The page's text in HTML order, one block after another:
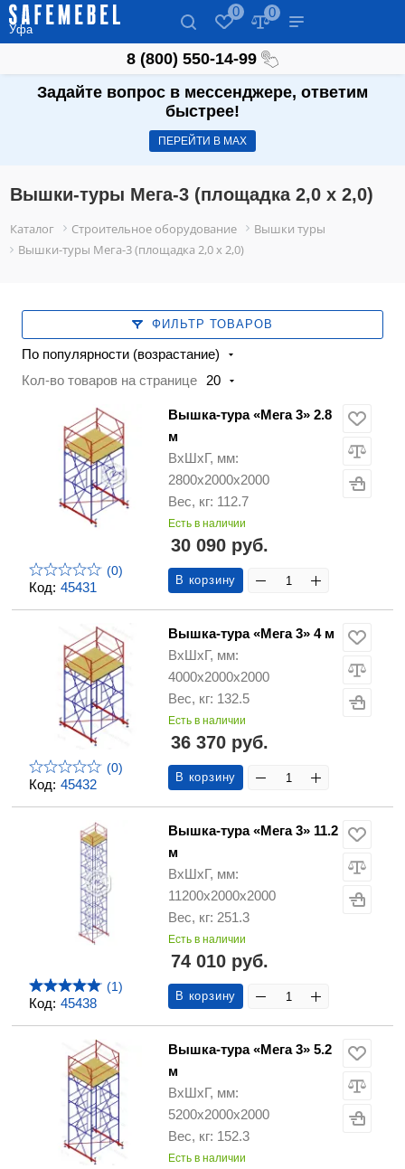
Уфа
0 0
8 (800) 550-14-99
Задайте вопрос в мессенджере, ответим
быстрее!
ПЕРЕЙТИ В МАХ
Вышки-туры Мега-3 (площадка 2,0 х 2,0)
Каталог Строительное оборудование
Вышки туры
Вышки-туры Мега-3 (площадка 2,0 х 2,0)
ФИЛЬТР ТОВАРОВ
По популярности (возрастание)
Кол-во товаров на странице
20
Код: 45431
(0)
Вышка-тура «Мега 3» 2.8
м
ВхШхГ, мм:
2800х2000х2000
Вес, кг: 112.7
Есть в наличии
30 090 руб.
В корзину
Код: 45432
(0)
Вышка-тура «Мега 3» 4 м
ВхШхГ, мм:
4000х2000х2000
Вес, кг: 132.5
Есть в наличии
36 370 руб.
В корзину
Код: 45438
(1)
Вышка-тура «Мега 3» 11.2
м
ВхШхГ, мм:
11200х2000х2000
Вес, кг: 251.3
Есть в наличии
74 010 руб.
В корзину
Вышка-тура «Мега 3» 5.2
м
ВхШхГ, мм:
5200х2000х2000
Вес, кг: 152.3
Есть в наличии